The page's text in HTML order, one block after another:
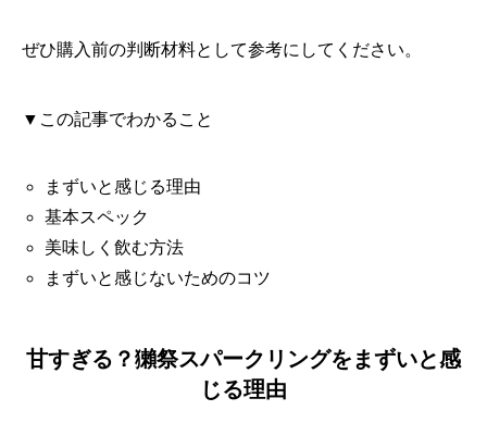
ぜひ購入前の判断材料として参考にしてください。
▼この記事でわかること
まずいと感じる理由
基本スペック
美味しく飲む方法
まずいと感じないためのコツ
甘すぎる？獺祭スパークリングをまずいと感
じる理由